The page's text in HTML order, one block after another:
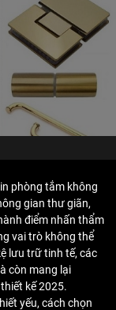
phòng tắm không
gian thư giãn,
điểm nhấn thẩm
vai trò không thể
lưu trữ tinh tế, các
còn mang lại
kế 2025.
yếu, cách chọn